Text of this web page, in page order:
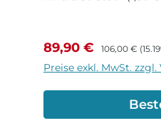
Verkaufspreis:
89,90 € Regulärer
106,00 €
Preise exkl. MwSt.